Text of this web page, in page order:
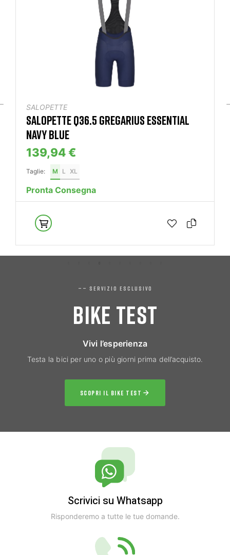
SALOPETTE
SALOPETTE Q36.5 GREGARIUS ESSENTIAL
NAVY BLUE
139,94 €
Taglie: M L XL
Pronta Consegna
—— SERVIZIO ESCLUSIVO
BIKE TEST
Vivi l’esperienza
Testa la bici per uno o più giorni prima dell’acquisto.
SCOPRI IL BIKE TEST
Scrivici su Whatsapp
Risponderemo a tutte le tue domande.